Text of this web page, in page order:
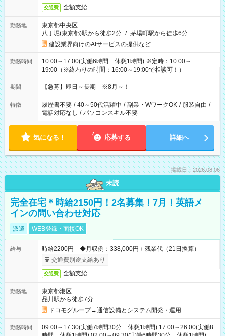
交通費 全額支給
勤務地
東京都中央区
八丁堀(東京都)駅から徒歩2分 / 茅場町駅から徒歩6分
建設業界向けのAIサービスの提供など
勤務時間
10:00～17:00(実働6時間 休憩1時間) ※定時：10:00～
19:00（※終わりの時間：16:00～19:00で相談可！）
期間 【急募】即日～長期 ※8月～！
特徴 履歴書不要 / 40～50代活躍中 / 副業・WワークOK / 服装自由 /
電話対応なし / パソコンスキル不要
気になる！ 応募する 詳細へ
掲載日：2026.08.06
未読
完全在宅＊時給2150円！2名募集！7月！英語メ
インの問い合わせ対応
派遣 WEB登録・面接OK
給与
時給2200円 ◆月収例：338,000円＋残業代（21日換算）
交通費別途支給あり
交通費 全額支給
勤務地
東京都港区
品川駅から徒歩7分
ドコモグループ→通信設備とシステム開発・運用
勤務時間
09:00～17:30(実働7時間30分 休憩1時間) 17:00～26:00(実働8